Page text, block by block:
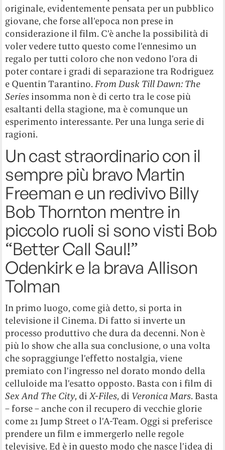
originale, evidentemente pensata per un pubblico
giovane, che forse all’epoca non prese in
considerazione il film. C’è anche la possibilità di
voler vedere tutto questo come l’ennesimo un
regalo per tutti coloro che non vedono l’ora di
poter contare i gradi di separazione tra Rodriguez
e Quentin Tarantino.From Dusk Till Dawn: The
Series insomma non è di certo tra le cose più
esaltanti della stagione, ma è comunque un
esperimento interessante. Per una lunga serie di
ragioni.
Un cast straordinario con il
sempre più bravo Martin
Freeman e un redivivo Billy
Bob Thornton mentre in
piccolo ruoli si sono visti Bob
“Better Call Saul!”
Odenkirk e la brava Allison
Tolman
In primo luogo, come già detto, si porta in
televisione il Cinema. Di fatto si inverte un
processo produttivo che dura da decenni. Non è
più lo show che alla sua conclusione, o una volta
che sopraggiunge l’effetto nostalgia, viene
premiato con l’ingresso nel dorato mondo della
celluloide ma l’esatto opposto. Basta con i film di
Sex And The City, diX-Files, di Veronica Mars. Basta
– forse – anche con il recupero di vecchie glorie
come 21 Jump Street o l’A-Team. Oggi si preferisce
prendere un film e immergerlo nelle regole
televisive. Ed è in questo modo che nasce l’idea di